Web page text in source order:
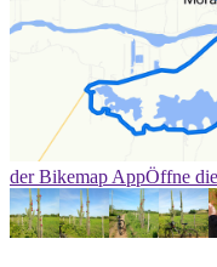
der Bikemap AppÖffne